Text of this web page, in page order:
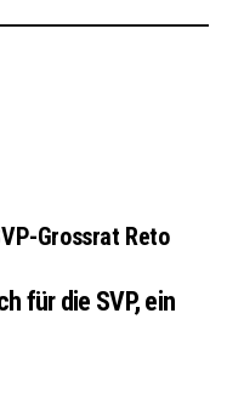
Grossrat Reto
für die SVP, ein